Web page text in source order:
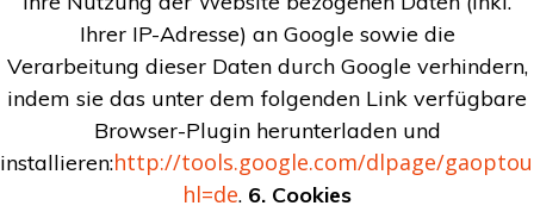
Ihrer IP-Adresse) an Google sowie die
Verarbeitung dieser Daten durch Google verhindern,
indem sie das unter dem folgenden Link verfügbare
Browser-Plugin herunterladen und
installieren:http://tools.google.com/dlpage/
hl=de. 6. Cookies